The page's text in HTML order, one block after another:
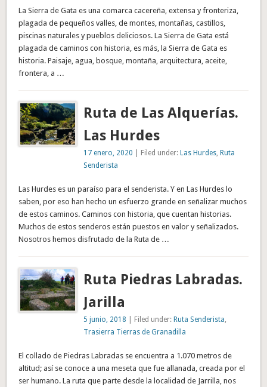
La Sierra de Gata es una comarca cacereña, extensa y fronteriza,
plagada de pequeños valles, de montes, montañas, castillos,
piscinas naturales y pueblos deliciosos. La Sierra de Gata está
plagada de caminos con historia, es más, la Sierra de Gata es
historia. Paisaje, agua, bosque, montaña, arquitectura, aceite,
frontera, a …
Ruta de Las Alquerías.
Las Hurdes
17 enero, 2020 | Filed under: Las Hurdes, Ruta
Senderista
Las Hurdes es un paraíso para el senderista. Y en Las Hurdes lo
saben, por eso han hecho un esfuerzo grande en señalizar muchos
de estos caminos. Caminos con historia, que cuentan historias.
Muchos de estos senderos están puestos en valor y señalizados.
Nosotros hemos disfrutado de la Ruta de …
Ruta Piedras Labradas.
Jarilla
5 junio, 2018 | Filed under: Ruta Senderista
Trasierra Tierras de Granadilla
El collado de Piedras Labradas se encuentra a 1.070 metros de
altitud; así se conoce a una meseta que fue allanada, creada por el
ser humano. La ruta que parte desde la localidad de Jarrilla, nos